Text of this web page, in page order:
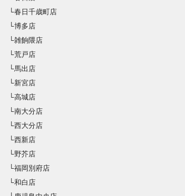
└春日千歳町店
└博多店
└雑餉隈店
└荒戸店
└馬出店
└新宮店
└高城店
└南大分店
└西大分店
└西新店
└野芥店
└福岡別府店
└和白店